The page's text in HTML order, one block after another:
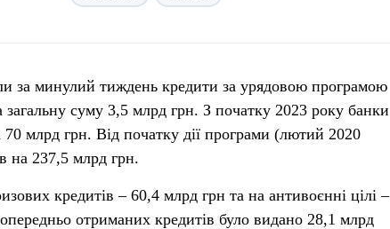
за минулий тиждень кредити за урядовою програмою
суму 3,5 млрд грн. З початку 2023 року банки
70 млрд грн. Від початку дії програми (лютий 2020
на 237,5 млрд грн.
кредитів – 60,4 млрд грн та на антивоєнні цілі –
отриманих кредитів було видано 28,1 млрд